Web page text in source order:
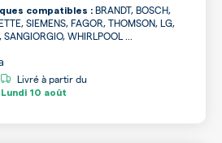
compatibles : BRANDT, BOSCH,
SIEMENS, FAGOR, THOMSON, LG,
SANGIORGIO, WHIRLPOOL ...
Livré à partir du
Lundi 10 août